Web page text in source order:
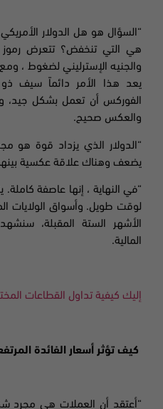
“السؤال هو هل الدولار
هي التي تنخفض؟ تتعرض رموز
والجنيه الإسترليني لضغوط ،
يعد هذا الأمر دائماً سيف
الفوركس أن تعمل بشكل جيد،
والعكس صحيح.
“الدولار الذي يزداد قوة هو
يضعف وهناك علاقة عكسية
“في النهاية ، إنها عاصفة
لوقت طويل. وأسواق الولايات
الأشهر الستة المقبلة،
المالية.
إليك كيفية تداول القطاعات
كيف تؤثر أسعار الفائدة
“أعتقد أن العملات هي مجرد